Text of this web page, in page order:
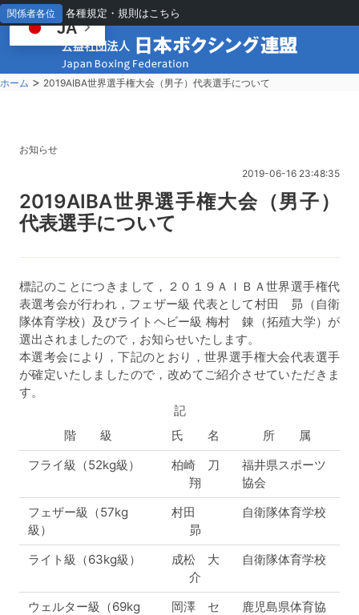
関係者各位 各種規定・規則はこちら
ホーム > 2019AIBA世界選手権大会（男子）代表選手について
お知らせ
2019-06-16 23:48:35
2019AIBA世界選手権大会（男子）
代表選手について
標記のことにつきまして，２０１９ＡＩＢＡ世界選手権代
表選考会が行われ，フェザー級 代表として村田 昴（自衛
隊体育学校）及びライトヘビー級 梅村 錬（拓殖大学）が
選出されましたので，お知らせいたします。
本選考会により，下記のとおり，世界選手権大会代表選手
が確定いたしましたので，改めてご紹介させていただきま
す。
記
階 級
氏 名
所 属
フライ級（52kg級）
柏崎 刀
翔
福井県スポーツ
協会
フェザー級（57kg
級）
村田
昴
自衛隊体育学校
ライト級（63kg級）
成松 大
介
自衛隊体育学校
ウェルター級（69kg
岡澤 セ
鹿児島県体育協
JA